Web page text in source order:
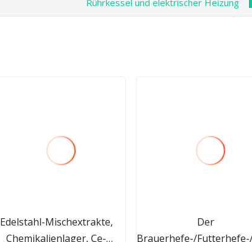
Rührkessel und elektrischer Heizung
Edelstahl-Mischextrakte,
Chemikalienlager, Ce-
Der
Brauerhefe-/